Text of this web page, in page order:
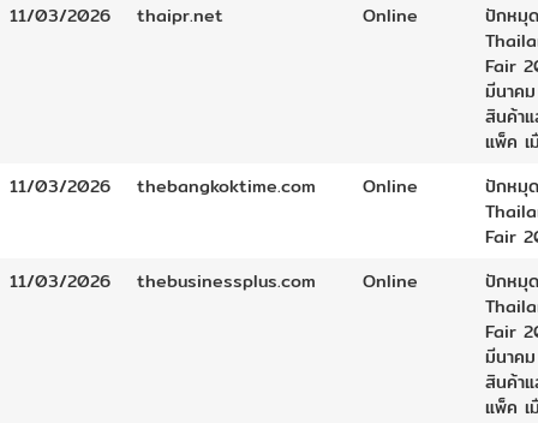
11/03/2026
thaipr.net Online
ปักหมุ
Fair
มีนาค
สินค้า
แพ็ค เ
11/03/2026
thebangkoktime.com Online
ปักหมุ
Fair
11/03/2026
thebusinessplus.com Online
ปักหมุ
Fair
มีนาค
สินค้า
แพ็ค เ